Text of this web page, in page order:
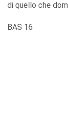
di quello che
BAS 16